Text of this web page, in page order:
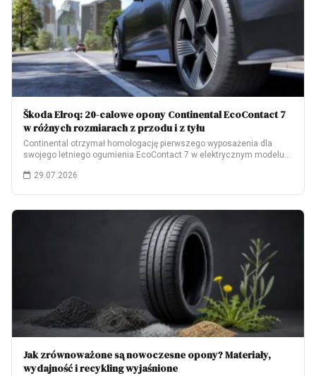
Škoda Elroq: 20-calowe opony Continental EcoContact 7
w różnych rozmiarach z przodu i z tyłu
Continental otrzymał homologację pierwszego wyposażenia dla
swojego letniego ogumienia EcoContact 7 w elektrycznym modelu
29.07.2026
Jak zrównoważone są nowoczesne opony? Materiały,
wydajność i recykling wyjaśnione